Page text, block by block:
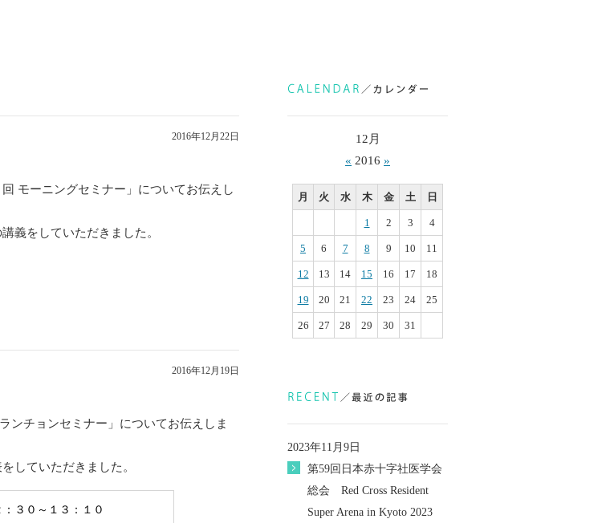
2016年12月22日
モーニングセミナー」についてお伝えし
義をしていただきました。
2016年12月19日
ンチョンセミナー」についてお伝えしま
していただきました。
：３０～１３：１０
12月
« 2016 »
月 火 水 木 金 土 日
1 2 3 4
5 6 7 8 9 10 11
12 13 14 15 16 17 18
19 20 21 22 23 24 25
26 27 28 29 30 31
2023年11月9日
第59回日本赤十字社医学会
総会 Red Cross Resident
Super Arena in Kyoto 2023